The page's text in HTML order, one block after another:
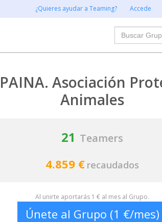
¿Quieres ayudar a Teaming? Accede
Buscar
Asociación
Animales
21 Teamers
4.859 € recaudados
Al unirte aportarás 1 € al mes al Grupo.
Únete al Grupo (1 €/mes)